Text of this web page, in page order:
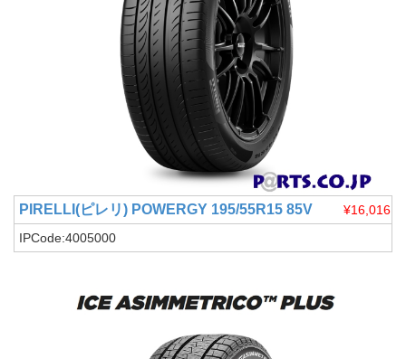
PIRELLI(ピレリ) POWERGY 195/55R15 85V
¥16,016
IPCode:4005000